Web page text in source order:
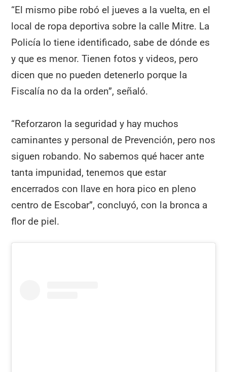
“El mismo pibe robó el jueves a la vuelta, en el
local de ropa deportiva sobre la calle Mitre. La
Policía lo tiene identificado, sabe de dónde es
y que es menor. Tienen fotos y videos, pero
dicen que no pueden detenerlo porque la
Fiscalía no da la orden”, señaló.
“Reforzaron la seguridad y hay muchos
caminantes y personal de Prevención, pero nos
siguen robando. No sabemos qué hacer ante
tanta impunidad, tenemos que estar
encerrados con llave en hora pico en pleno
centro de Escobar”, concluyó, con la bronca a
flor de piel.